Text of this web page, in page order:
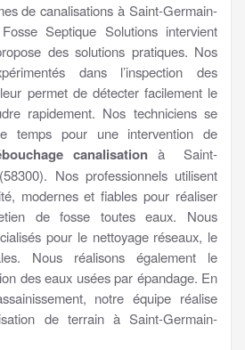
de canalisations à Saint-Germain-
Septique Solutions intervient
des solutions pratiques. Nos
dans l’inspection des
permet de détecter facilement le
rapidement. Nos techniciens se
temps pour une intervention de
canalisationà Saint-
Nos professionnels utilisent
modernes et fiables pour réaliser
de fosse toutes eaux. Nous
pour le nettoyage réseaux, le
Nous réalisons également le
des eaux usées par épandage. En
notre équipe réalise
de terrain à Saint-Germain-